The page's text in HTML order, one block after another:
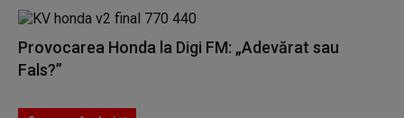
Provocarea Honda la Digi FM: „Adevărat sau
Fals?”